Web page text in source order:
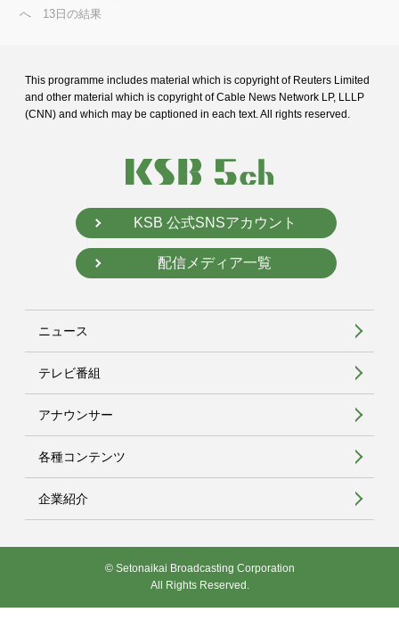
へ 13日の結果
This programme includes material which is copyright of Reuters Limited
and other material which is copyright of Cable News Network LP, LLLP
(CNN) and which may be captioned in each text. All rights reserved.
KSB 公式SNSアカウント
配信メディア一覧
ニュース
テレビ番組
アナウンサー
各種コンテンツ
企業紹介
© Setonaikai Broadcasting Corporation
All Rights Reserved.